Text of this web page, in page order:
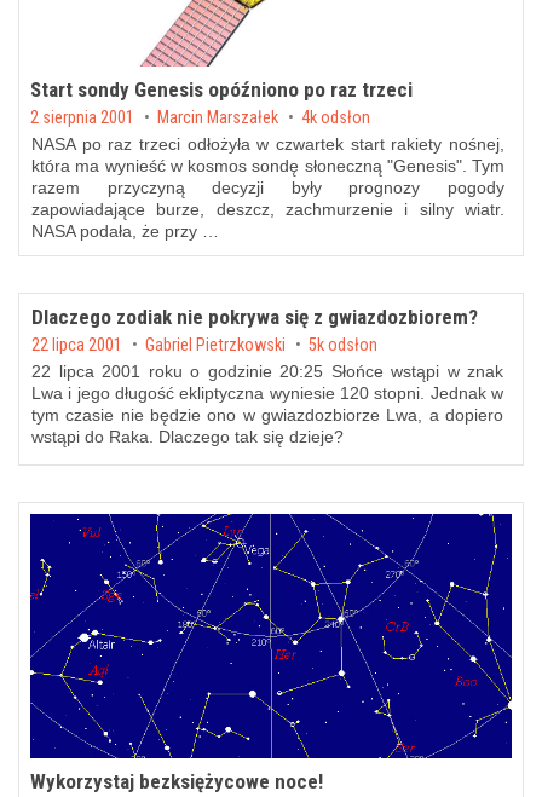
Start sondy Genesis opóźniono po raz trzeci
Posted on
2 sierpnia 2001 by Marcin Marszałek 4k odsłon
NASA po raz trzeci odłożyła w czwartek start rakiety nośnej,
która ma wynieść w kosmos sondę słoneczną "Genesis". Tym
razem przyczyną decyzji były prognozy pogody
zapowiadające burze, deszcz, zachmurzenie i silny wiatr.
NASA podała, że przy …
Dlaczego zodiak nie pokrywa się z gwiazdozbiorem?
Posted on
22 lipca 2001 byGabriel Pietrzkowski 5k odsłon
22 lipca 2001 roku o godzinie 20:25 Słońce wstąpi w znak
Lwa i jego długość ekliptyczna wyniesie 120 stopni. Jednak w
tym czasie nie będzie ono w gwiazdozbiorze Lwa, a dopiero
wstąpi do Raka. Dlaczego tak się dzieje?
Wykorzystaj bezksiężycowe noce!